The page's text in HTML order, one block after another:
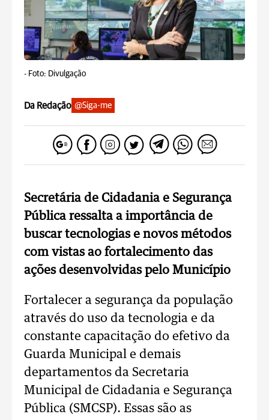
- Foto: Divulgação
Da Redação @Siga-me
Secretária de Cidadania e Segurança
Pública ressalta a importância de
buscar tecnologias e novos métodos
com vistas ao fortalecimento das
ações desenvolvidas pelo Município
Fortalecer a segurança da população
através do uso da tecnologia e da
constante capacitação do efetivo da
Guarda Municipal e demais
departamentos da Secretaria
Municipal de Cidadania e Segurança
Pública (SMCSP). Essas são as